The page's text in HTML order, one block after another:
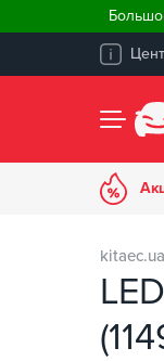
kitaec.ua